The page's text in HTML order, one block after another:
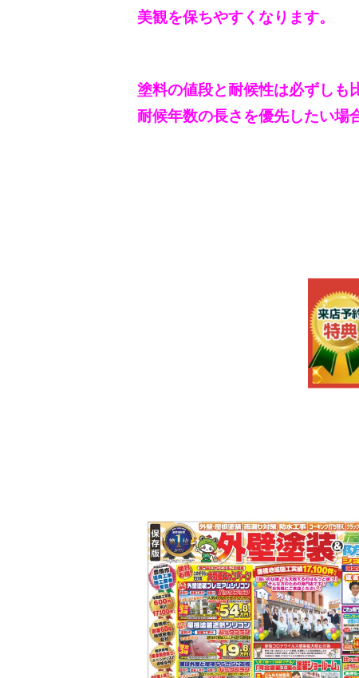
美観を保ちやすくなります。
塗料の値段と耐候性は必ずしも
耐候年数の長さを優先したい場